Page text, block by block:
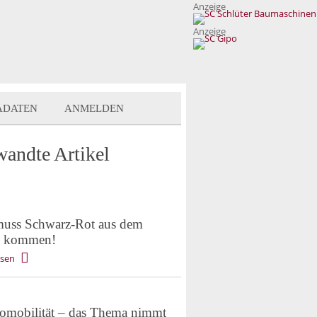
Anzeige
Anzeige
ANMELDEN
Artikel
Schwarz-Rot aus dem
– das Thema nimmt